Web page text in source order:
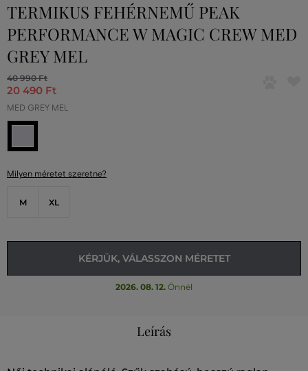
TERMIKUS FEHÉRNEMŰ PEAK
PERFORMANCE W MAGIC CREW MED
GREY MEL
40 990 Ft
20 490 Ft
MED GREY MEL
Milyen méretet szeretne?
M XL
KÉRJÜK, VÁLASSZON MÉRETET
2026. 08. 12. Önnél
Leírás